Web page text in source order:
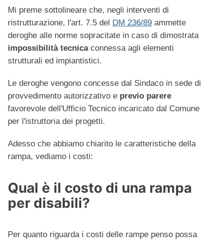
Mi preme sottolineare che, negli interventi di
ristrutturazione, l'art. 7.5 del
DM 236/89 ammette
deroghe alle norme sopracitate in caso di dimostrata
impossibilità tecnicaconnessa agli elementi
strutturali ed impiantistici.
Le deroghe vengono concesse dal Sindaco in sede di
provvedimento autorizzativo e previo parere
favorevole dell'Ufficio Tecnico incaricato dal Comune
per l'istruttoria dei progetti.
Adesso che abbiamo chiarito le caratteristiche della
rampa, vediamo i costi:
Qual è il costo di una rampa
per disabili?
Per quanto riguarda i costi delle rampe penso possa